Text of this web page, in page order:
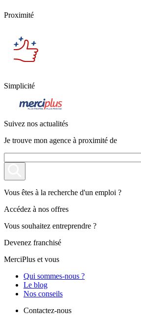
Proximité
Simplicité
Suivez nos actualités
Je trouve mon agence à proximité de
Vous êtes à la recherche d'un emploi ?
Accédez à nos offres
Vous souhaitez entreprendre ?
Devenez franchisé
MerciPlus et vous
Qui sommes-nous ?
Le blog
Nos conseils
Contactez-nous